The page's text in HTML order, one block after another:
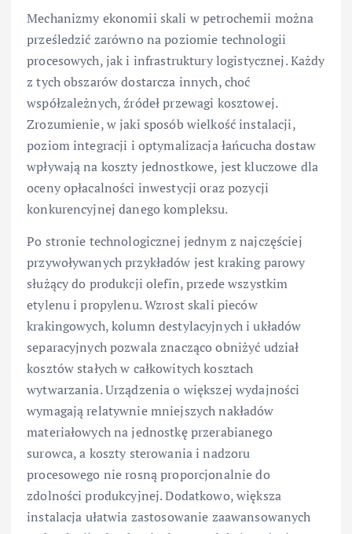
Mechanizmy ekonomii skali w petrochemii można
prześledzić zarówno na poziomie technologii
procesowych, jak i infrastruktury logistycznej. Każdy
z tych obszarów dostarcza innych, choć
współzależnych, źródeł przewagi kosztowej.
Zrozumienie, w jaki sposób wielkość instalacji,
poziom integracji i optymalizacja łańcucha dostaw
wpływają na koszty jednostkowe, jest kluczowe dla
oceny opłacalności inwestycji oraz pozycji
konkurencyjnej danego kompleksu.
Po stronie technologicznej jednym z najczęściej
przywoływanych przykładów jest kraking parowy
służący do produkcji olefin, przede wszystkim
etylenu i propylenu. Wzrost skali pieców
krakingowych, kolumn destylacyjnych i układów
separacyjnych pozwala znacząco obniżyć udział
kosztów stałych w całkowitych kosztach
wytwarzania. Urządzenia o większej wydajności
wymagają relatywnie mniejszych nakładów
materiałowych na jednostkę przerabianego
surowca, a koszty sterowania i nadzoru
procesowego nie rosną proporcjonalnie do
zdolności produkcyjnej. Dodatkowo, większa
instalacja ułatwia zastosowanie zaawansowanych